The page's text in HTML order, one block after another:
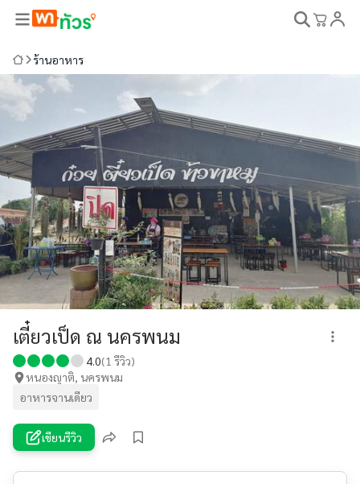
ร้านอาหาร
เตี๋ยวเป็ด ณ นครพนม
4.0(1 รีวิว)
หนองญาติ, นครพนม
อาหารจานเดียว
เขียนรีวิว